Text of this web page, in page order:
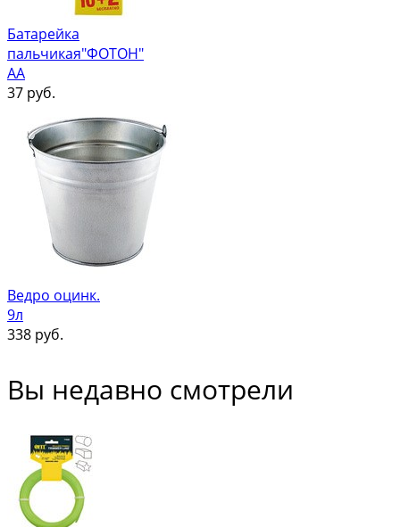
Батарейка
пальчикая"ФОТОН"
АА
37 руб.
Ведро оцинк.
9л
338 руб.
Вы недавно смотрели